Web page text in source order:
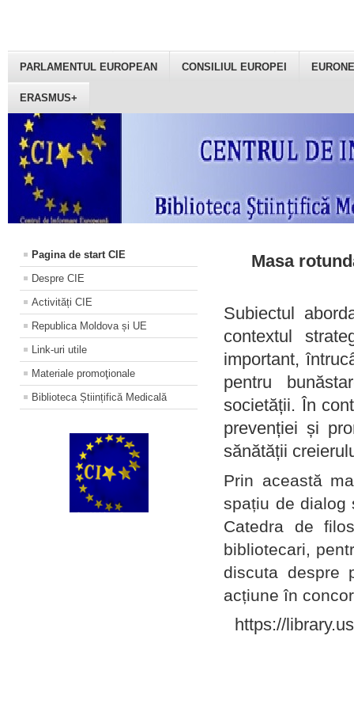
PARLAMENTUL EUROPEAN CONSILIUL EUROPEI
ERASMUS+
Pagina de start CIE
Despre CIE
Activități CIE
Republica Moldova și UE
Link-uri utile
Materiale promoţionale
Biblioteca Științifică Medicală
Masa
Subiectul
contextul
important,
pentru
societății. În
prevenției și
sănătății
Prin această
spațiu de dialog
Catedra de
bibliotecari,
discuta despre
acțiune în
https://